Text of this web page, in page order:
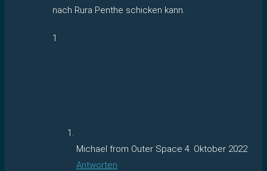
nach Rura Penthe schicken kann.
1
Michael from Outer Space 4. Oktober 2022
Antworten